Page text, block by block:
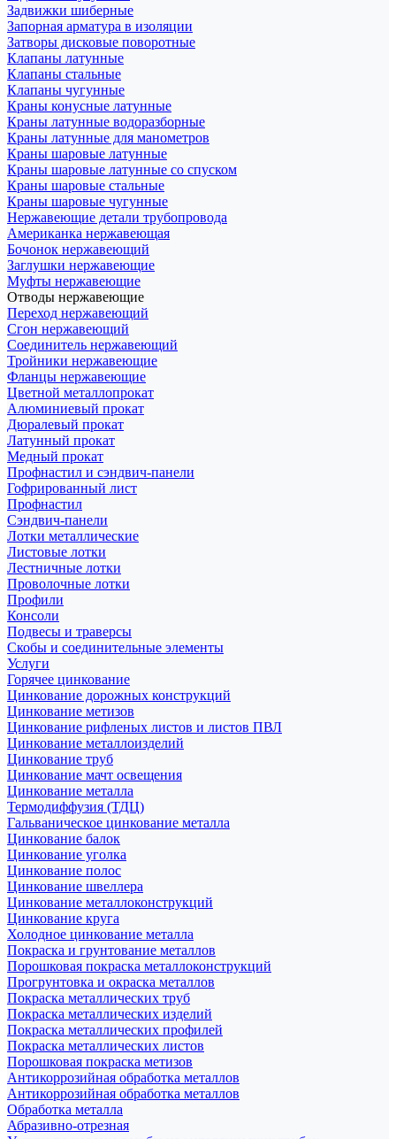
Задвижки шиберные
Запорная арматура в изоляции
Затворы дисковые поворотные
Клапаны латунные
Клапаны стальные
Клапаны чугунные
Краны конусные латунные
Краны латунные водоразборные
Краны латунные для манометров
Краны шаровые латунные
Краны шаровые латунные со спуском
Краны шаровые стальные
Краны шаровые чугунные
Нержавеющие детали трубопровода
Американка нержавеющая
Бочонок нержавеющий
Заглушки нержавеющие
Муфты нержавеющие
Отводы нержавеющие
Переход нержавеющий
Сгон нержавеющий
Соединитель нержавеющий
Тройники нержавеющие
Фланцы нержавеющие
Цветной металлопрокат
Алюминиевый прокат
Дюралевый прокат
Латунный прокат
Медный прокат
Профнастил и сэндвич-панели
Гофрированный лист
Профнастил
Сэндвич-панели
Лотки металлические
Листовые лотки
Лестничные лотки
Проволочные лотки
Профили
Консоли
Подвесы и траверсы
Скобы и соединительные элементы
Услуги
Горячее цинкование
Цинкование дорожных конструкций
Цинкование метизов
Цинкование рифленых листов и листов ПВЛ
Цинкование металлоизделий
Цинкование труб
Цинкование мачт освещения
Цинкование металла
Термодиффузия (ТДЦ)
Гальваническое цинкование металла
Цинкование балок
Цинкование уголка
Цинкование полос
Цинкование швеллера
Цинкование металлоконструкций
Цинкование круга
Холодное цинкование металла
Покраска и грунтование металлов
Порошковая покраска металлоконструкций
Прогрунтовка и окраска металлов
Покраска металлических труб
Покраска металлических изделий
Покраска металлических профилей
Покраска металлических листов
Порошковая покраска метизов
Антикоррозийная обработка металлов
Антикоррозийная обработка металлов
Обработка металла
Абразивно-отрезная